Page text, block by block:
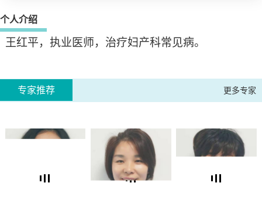
个人介绍
王红平，执业医师，治疗妇产科常见病。
专家推荐 更多专家